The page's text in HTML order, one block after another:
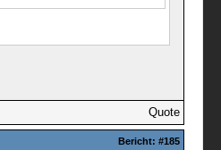
Quote
Bericht: #185